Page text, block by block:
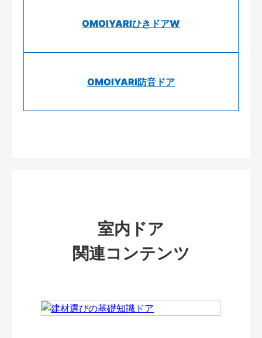
OMOIYARIひきドアW
OMOIYARI防音ドア
室内ドア
関連コンテンツ